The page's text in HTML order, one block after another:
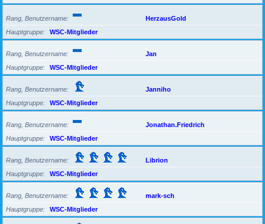
Rang, Benutzername
HerzausGold
Hauptgruppe
WSC-Mitglieder
Rang, Benutzername
Jan
Hauptgruppe
WSC-Mitglieder
Rang, Benutzername
Janniho
Hauptgruppe
WSC-Mitglieder
Rang, Benutzername
Jonathan.Friedrich
Hauptgruppe
WSC-Mitglieder
Rang, Benutzername
Librion
Hauptgruppe
WSC-Mitglieder
Rang, Benutzername
mark-sch
Hauptgruppe
WSC-Mitglieder